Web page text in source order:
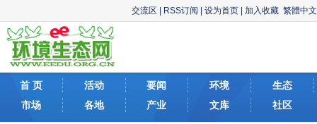
交流区 RSS订阅 设为首页 加入收藏 繁體中文
首 页 活动 要闻 环境
生态
市场
各地 产业 文库 社区